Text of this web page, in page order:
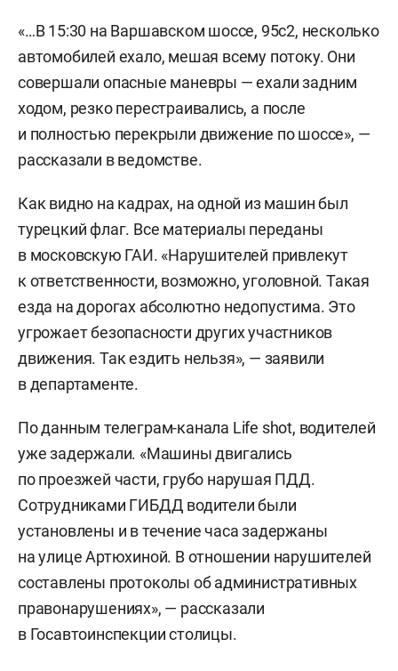
«…В 15:30 на Варшавском шоссе, 95с2, несколько
автомобилей ехало, мешая всему потоку. Они
совершали опасные маневры — ехали задним
ходом, резко перестраивались, а после
и полностью перекрыли движение по шоссе», —
рассказали в ведомстве.
Как видно на кадрах, на одной из машин был
турецкий флаг. Все материалы переданы
в московскую ГАИ. «Нарушителей привлекут
к ответственности, возможно, уголовной. Такая
езда на дорогах абсолютно недопустима. Это
угрожает безопасности других участников
движения. Так ездить нельзя», — заявили
в департаменте.
По данным телеграм-канала Life shot, водителей
уже задержали. «Машины двигались
по проезжей части, грубо нарушая ПДД.
Сотрудниками ГИБДД водители были
установлены и в течение часа задержаны
на улице Артюхиной. В отношении нарушителей
составлены протоколы об административных
правонарушениях», — рассказали
в Госавтоинспекции столицы.